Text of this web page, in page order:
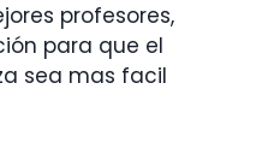
profesores,
para que el
sea mas facil